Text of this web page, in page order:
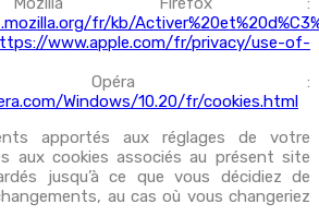
fr/kb/
www.apple.com/fr/privacy/use-of-
Opéra :
Windows/10.20/fr/cookies.html
apportés aux réglages de votre
aux cookies associés au présent site
jusqu’à ce que vous décidiez de
au cas où vous changeriez